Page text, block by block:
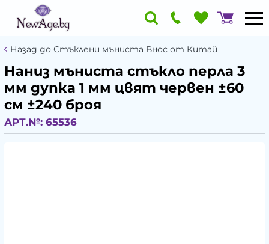
Назад до Стъклени мъниста Внос от Китай
Наниз мъниста стъкло перла 3
мм дупка 1 мм цвят червен ±60
см ±240 броя
АРТ.№: 65536